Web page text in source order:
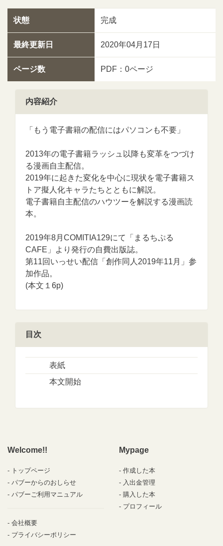
状態 完成
最終更新日 2020年04月17日
ページ数 PDF：0ページ
内容紹介
「もう電子書籍の配信にはパソコンも不要」
2013年の電子書籍ラッシュ以降も変革をつづけ
る漫画自主配信。
2019年に起きた変化を中心に現状を電子書籍ス
トア擬人化キャラたちとともに解説。
電子書籍自主配信のハウツーを解説する漫画読
本。
2019年8月COMITIA129にて「まるちぷる
CAFE」より発行の自費出版誌。
第11回いっせい配信「創作同人2019年11月」参
加作品。
(本文１6p)
目次
表紙
本文開始
Welcome!!
トップページ
パブーからのおしらせ
パブーご利用マニュアル
会社概要
プライバシーポリシー
Mypage
作成した本
入出金管理
購入した本
プロフィール